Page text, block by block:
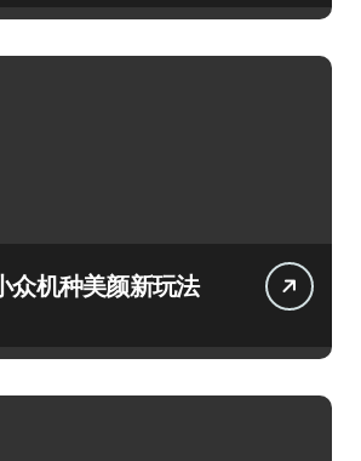
众机种美颜新玩法